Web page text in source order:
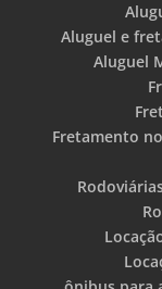
Aluguel e
Aluguel
Fretamento